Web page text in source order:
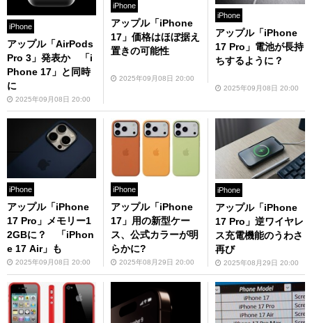
iPhone
アップル「AirPods
Pro 3」発表か 「i
Phone 17」と同時
に
2025年09月08日 20:00
iPhone
アップル「iPhone
17」価格はほぼ据え
置きの可能性
2025年09月08日 20:00
iPhone
アップル「iPhone
17 Pro」電池が長持
ちするように？
2025年09月08日 20:00
iPhone
アップル「iPhone
17 Pro」メモリー1
2GBに？ 「iPhon
e 17 Air」も
2025年09月08日 20:00
iPhone
アップル「iPhone
17」用の新型ケー
ス、公式カラーが明
らかに?
2025年08月29日 20:00
iPhone
アップル「iPhone
17 Pro」逆ワイヤレ
ス充電機能のうわさ
再び
2025年08月29日 20:00